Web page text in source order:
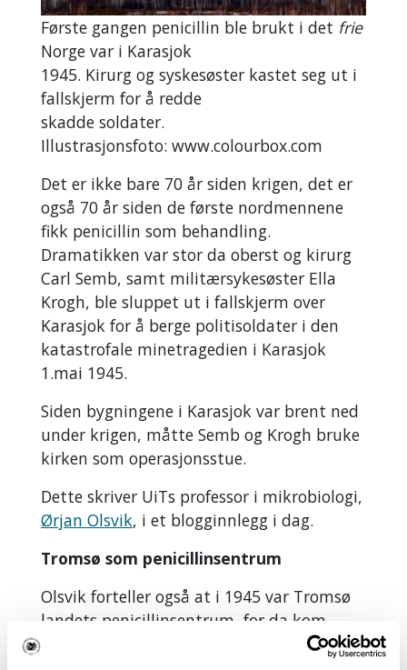
Første gangen penicillin ble brukt i det frie
Norge var i Karasjok
1945. Kirurg og syskesøster kastet seg ut i
fallskjerm for å redde
skadde soldater.
Illustrasjonsfoto: www.colourbox.com
Det er ikke bare 70 år siden krigen, det er
også 70 år siden de første nordmennene
fikk penicillin som behandling.
Dramatikken var stor da oberst og kirurg
Carl Semb, samt militærsykesøster Ella
Krogh, ble sluppet ut i fallskjerm over
Karasjok for å berge politisoldater i den
katastrofale minetragedien i Karasjok
1.mai 1945.
Siden bygningene i Karasjok var brent ned
under krigen, måtte Semb og Krogh bruke
kirken som operasjonsstue.
Dette skriver UiTs professor i mikrobiologi,
Ørjan Olsvik, i et blogginnlegg i dag.
Tromsø som penicillinsentrum
Olsvik forteller også at i 1945 var Tromsø
landets penicillinsentrum, for da kom
mikrobiolog og marinelege, Johannes